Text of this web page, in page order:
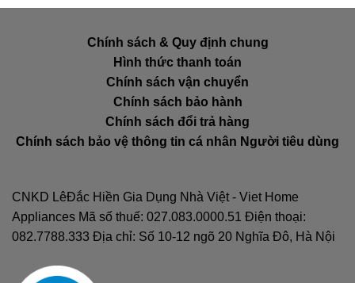
Chính sách & Quy định chung
Hình thức thanh toán
Chính sách vận chuyển
Chính sách bảo hành
Chính sách đổi trả hàng
Chính sách bảo vệ thông tin cá nhân Người tiêu dùng
CNKD LêĐắc Hiền Gia Dụng Nhà Việt - Viet Home
Appliances Mã số thuế: 027.083.0000.51 Điện thoại:
082.7788.333 Địa chỉ: Số 10-12 ngõ 20 Nghĩa Đô, Hà Nội